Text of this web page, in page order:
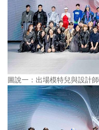
圖說一：出場模特兒與設計師